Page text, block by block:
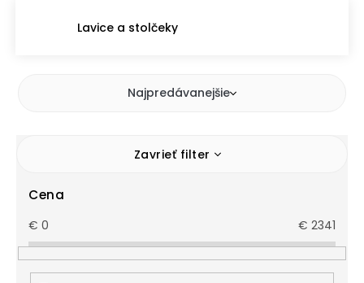
Lavice a stolčeky
Najpredávanejšie
Zavrieť filter
Cena
€ 0 € 2341